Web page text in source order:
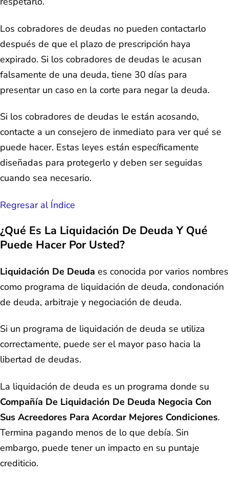
Los cobradores de deudas no pueden contactarlo
después de que el plazo de prescripción haya
expirado. Si los cobradores de deudas le acusan
falsamente de una deuda, tiene 30 días para
presentar un caso en la corte para negar la deuda.
Si los cobradores de deudas le están acosando,
contacte a un consejero de inmediato para ver qué se
puede hacer. Estas leyes están específicamente
diseñadas para protegerlo y deben ser seguidas
cuando sea necesario.
Regresar al Índice
¿Qué Es La Liquidación De Deuda Y Qué
Puede Hacer Por Usted?
Liquidación De Deuda es conocida por varios nombres
como programa de liquidación de deuda, condonación
de deuda, arbitraje y negociación de deuda.
Si un programa de liquidación de deuda se utiliza
correctamente, puede ser el mayor paso hacia la
libertad de deudas.
La liquidación de deuda es un programa donde su
Compañía De Liquidación De Deuda Negocia Con
Sus Acreedores Para Acordar Mejores Condiciones.
Termina pagando menos de lo que debía. Sin
embargo, puede tener un impacto en su puntaje
crediticio.